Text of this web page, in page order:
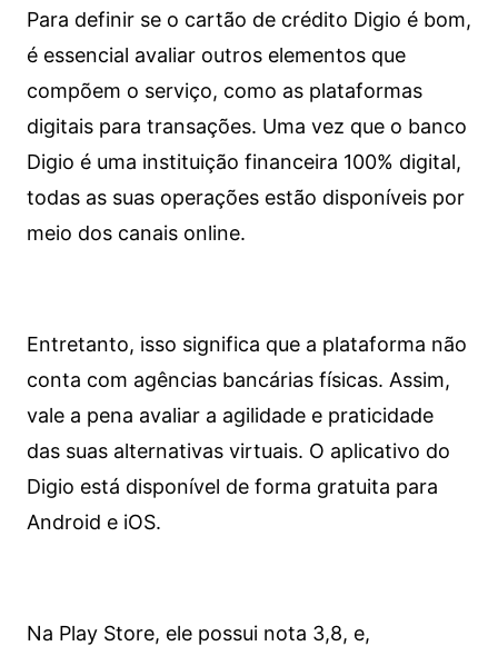
Para definir se o cartão de crédito Digio é bom,
é essencial avaliar outros elementos que
compõem o serviço, como as plataformas
digitais para transações. Uma vez que o banco
Digio é uma instituição financeira 100% digital,
todas as suas operações estão disponíveis por
meio dos canais online.
Entretanto, isso significa que a plataforma não
conta com agências bancárias físicas. Assim,
vale a pena avaliar a agilidade e praticidade
das suas alternativas virtuais. O aplicativo do
Digio está disponível de forma gratuita para
Android e iOS.
Na Play Store, ele possui nota 3,8, e,